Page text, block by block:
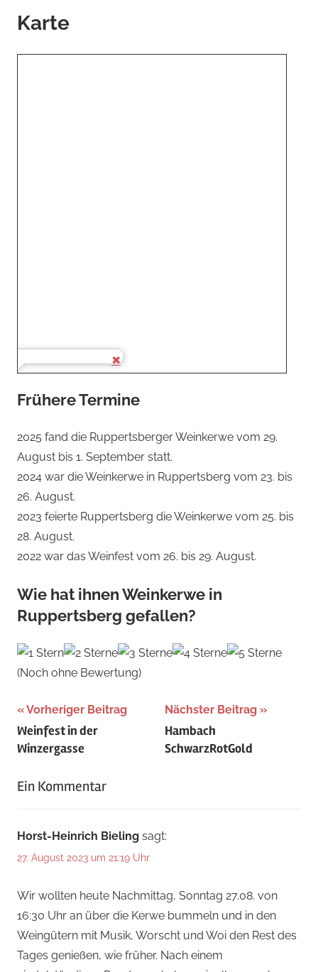
Karte
Frühere Termine
2025 fand die Ruppertsberger Weinkerwe vom 29.
August bis 1. September statt.
2024 war die Weinkerwe in Ruppertsberg vom 23. bis
26. August.
2023 feierte Ruppertsberg die Weinkerwe vom 25. bis
28. August.
2022 war das Weinfest vom 26. bis 29. August.
Wie hat ihnen Weinkerwe in
Ruppertsberg gefallen?
(Noch ohne Bewertung)
Schlagwörter:
August,
Sommer
Beitragsnavigation
Vorheriger Beitrag
Weinfest in der
Winzergasse
Nächster Beitrag
Hambach
SchwarzRotGold
Ein Kommentar
Horst-Heinrich Bieling sagt:
27. August 2023 um 21:19 Uhr
Wir wollten heute Nachmittag, Sonntag 27.08. von
16:30 Uhr an über die Kerwe bummeln und in den
Weingütern mit Musik, Worscht und Woi den Rest des
Tages genießen, wie früher. Nach einem